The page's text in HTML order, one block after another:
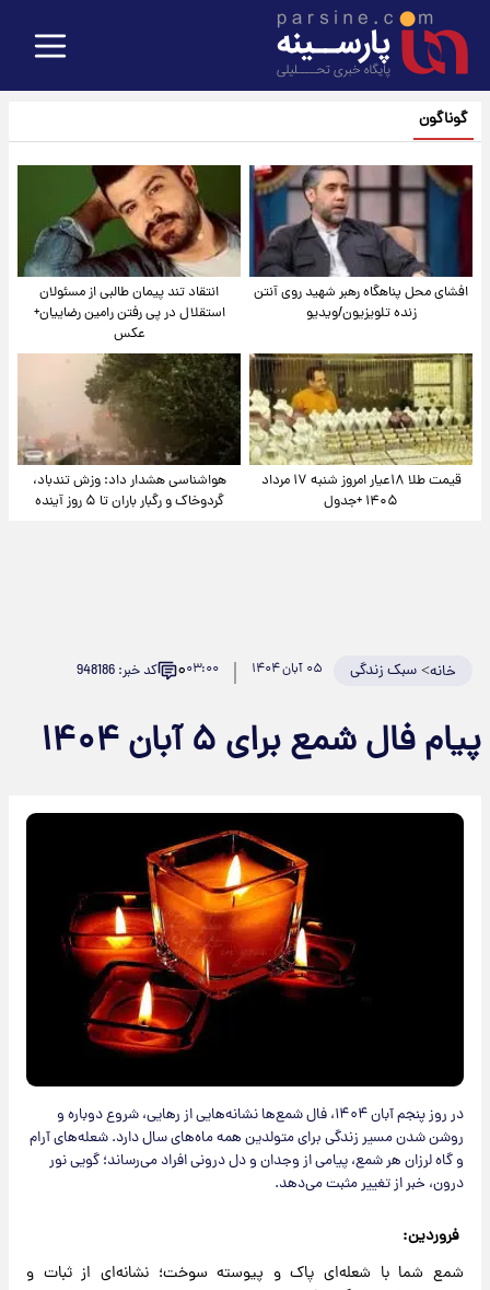
گوناگون
افشای محل پناهگاه‌ رهبر شهید روی آنتن
زنده تلویزیون/ویدیو
انتقاد تند پیمان طالبی از مسئولان
استقلال در پی رفتن رامین رضاییان+
عکس
قیمت طلا ۱۸عیار امروز شنبه ۱۷ مرداد
۱۴۰۵ +جدول
هواشناسی هشدار داد: وزش تندباد،
گردوخاک و رگبار باران تا ۵ روز آینده
خانه>سبک زندگی ۰۵ آبان ۱۴۰۴ ۰۳:۰۰۰ کد خبر: 948186
پیام فال شمع برای ۵ آبان ۱۴۰۴
در روز پنجم آبان ۱۴۰۴، فال شمع‌ها نشانه‌هایی از رهایی، شروع دوباره و
روشن شدن مسیر زندگی برای متولدین همه ماه‌های سال دارد. شعله‌های آرام
و گاه لرزان هر شمع، پیامی از وجدان و دل درونی افراد می‌رساند؛ گویی نور
درون، خبر از تغییر مثبت می‌دهد.
فروردین:
شمع شما با شعله‌ای پاک و پیوسته سوخت؛ نشانه‌ای از ثبات و